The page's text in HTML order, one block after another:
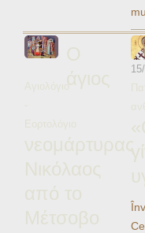
Αγιολόγιο
-
Εορτολόγιο
Ο
άγιος
νεομάρτυρας
Νικόλαος
από το
Μέτσοβο